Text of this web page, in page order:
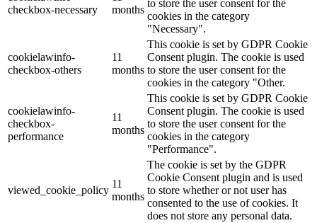
checkbox-necessary
months
to store the user consent for the
cookies in the category
"Necessary".
cookielawinfo-
checkbox-others
11
months
This cookie is set by GDPR Cookie
Consent plugin. The cookie is used
to store the user consent for the
cookies in the category "Other.
cookielawinfo-
checkbox-
performance
11
months
This cookie is set by GDPR Cookie
Consent plugin. The cookie is used
to store the user consent for the
cookies in the category
"Performance".
viewed_cookie_policy
11
months
The cookie is set by the GDPR
Cookie Consent plugin and is used
to store whether or not user has
consented to the use of cookies. It
does not store any personal data.